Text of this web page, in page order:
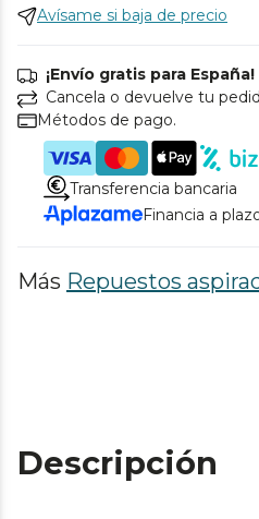
Avísame si baja de precio
¡Envío gratis para España!
Cancela o devuelve tu
Métodos de pago.
Transferencia bancaria
Financia a
Más Repuestos
Descripción